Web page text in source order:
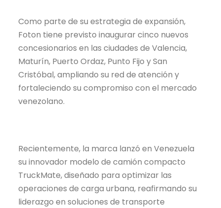
Como parte de su estrategia de expansión,
Foton tiene previsto inaugurar cinco nuevos
concesionarios en las ciudades de Valencia,
Maturín, Puerto Ordaz, Punto Fijo y San
Cristóbal, ampliando su red de atención y
fortaleciendo su compromiso con el mercado
venezolano.
Recientemente, la marca lanzó en Venezuela
su innovador modelo de camión compacto
TruckMate, diseñado para optimizar las
operaciones de carga urbana, reafirmando su
liderazgo en soluciones de transporte